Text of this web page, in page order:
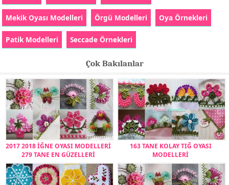
Mekik Oyası Modelleri Örgü Modelleri Oya Örnekleri
Patik Modelleri Seccade Örnekleri
Çok Bakılanlar
2017 2018 İĞNE OYASI MODELLERİ
279 TANE EN GÜZELLERİ
163 TANE KOLAY TIĞ OYASI
MODELLERİ